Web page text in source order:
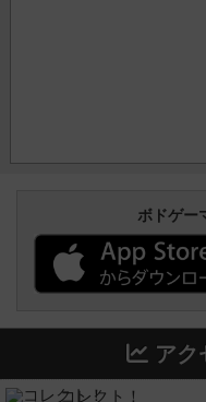
ボドゲー
アク
コレクト！